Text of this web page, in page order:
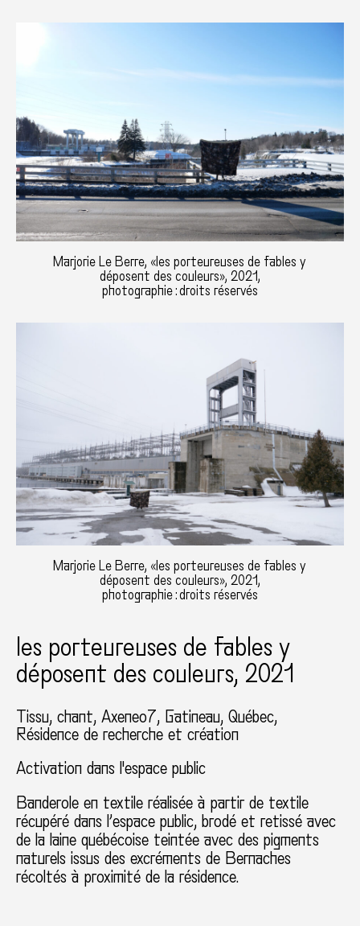
Marjorie Le Berre, «les porteureuses de fables y
déposent des couleurs», 2021,
photographie : droits réservés
Marjorie Le Berre, «les porteureuses de fables y
déposent des couleurs», 2021,
photographie : droits réservés
les porteureuses de fables y
déposent des couleurs, 2021
Tissu, chant Axeneo7 Gatineau, Québec
Résidence de recherche et création
Activation dans l'espace public
Banderole en textile réalisée à partir de textile
récupéré dans l’espace public, brodé et retissé avec
de la laine québécoise teintée avec des pigments
naturels issus des excréments de Bernaches
récoltés à proximité de la résidence.